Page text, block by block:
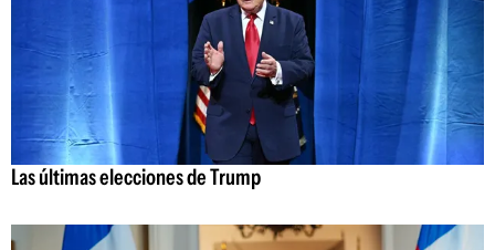
Las últimas elecciones de Trump